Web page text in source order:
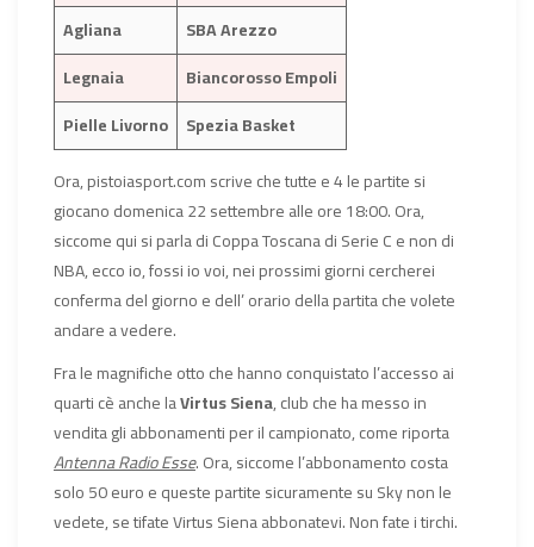
Agliana
SBA Arezzo
Legnaia
Biancorosso Empoli
Pielle Livorno
Spezia Basket
Ora, pistoiasport.com scrive che tutte e 4 le partite si
giocano domenica 22 settembre alle ore 18:00. Ora,
siccome qui si parla di Coppa Toscana di Serie C e non di
NBA, ecco io, fossi io voi, nei prossimi giorni cercherei
conferma del giorno e dell’ orario della partita che volete
andare a vedere.
Fra le magnifiche otto che hanno conquistato l’accesso ai
quarti cè anche laVirtus Siena, club che ha messo in
vendita gli abbonamenti per il campionato, come riporta
Antenna Radio Esse. Ora, siccome l’abbonamento costa
solo 50 euro e queste partite sicuramente su Sky non le
vedete, se tifate Virtus Siena abbonatevi. Non fate i tirchi.